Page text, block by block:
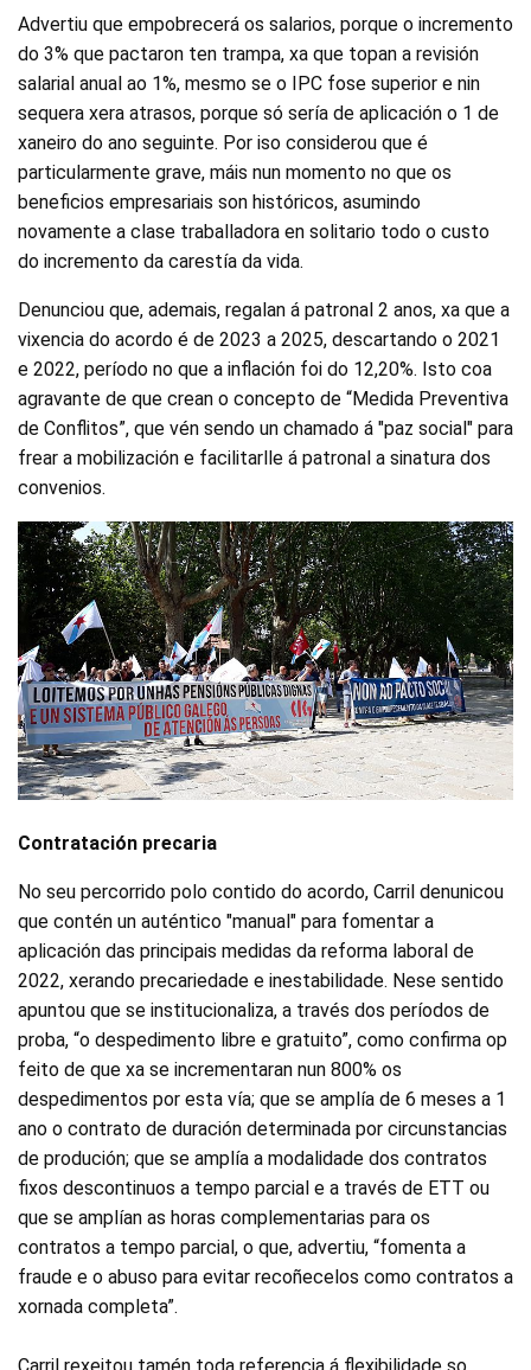
Advertiu que empobrecerá os salarios, porque o incremento
do 3% que pactaron ten trampa, xa que topan a revisión
salarial anual ao 1%, mesmo se o IPC fose superior e nin
sequera xera atrasos, porque só sería de aplicación o 1 de
xaneiro do ano seguinte. Por iso considerou que é
particularmente grave, máis nun momento no que os
beneficios empresariais son históricos, asumindo
novamente a clase traballadora en solitario todo o custo
do incremento da carestía da vida.
Denunciou que, ademais, regalan á patronal 2 anos, xa que a
vixencia do acordo é de 2023 a 2025, descartando o 2021
e 2022, período no que a inflación foi do 12,20%. Isto coa
agravante de que crean o concepto de “Medida Preventiva
de Conflitos”, que vén sendo un chamado á "paz social" para
frear a mobilización e facilitarlle á patronal a sinatura dos
convenios.
Contratación precaria
No seu percorrido polo contido do acordo, Carril denunicou
que contén un auténtico "manual" para fomentar a
aplicación das principais medidas da reforma laboral de
2022, xerando precariedade e inestabilidade. Nese sentido
apuntou que se institucionaliza, a través dos períodos de
proba, “o despedimento libre e gratuito”, como confirma op
feito de que xa se incrementaran nun 800% os
despedimentos por esta vía; que se amplía de 6 meses a 1
ano o contrato de duración determinada por circunstancias
de produción; que se amplía a modalidade dos contratos
fixos descontinuos a tempo parcial e a través de ETT ou
que se amplían as horas complementarias para os
contratos a tempo parcial, o que, advertiu, “fomenta a
fraude e o abuso para evitar recoñecelos como contratos a
xornada completa”.